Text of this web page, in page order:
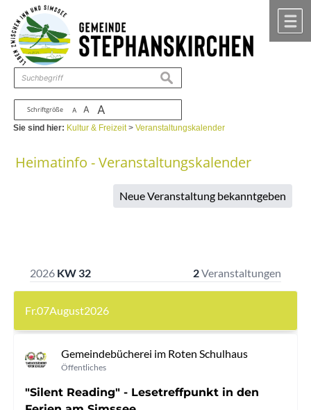
Zum Inhalt ,zur Navigation
Schriftgröße A A A
suchen
Sie sind hier: Kultur & Freizeit>Veranstaltungskalender
Heimatinfo - Veranstaltungskalender